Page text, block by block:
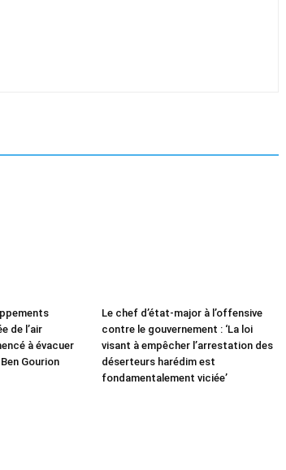
de l’air
à évacuer
Gourion
Le chef d’état-major à l’offensive
contre le gouvernement : ‘La loi
visant à empêcher l’arrestation des
déserteurs harédim est
fondamentalement viciée’